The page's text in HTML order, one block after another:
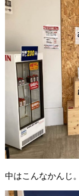
中はこんなかんじ